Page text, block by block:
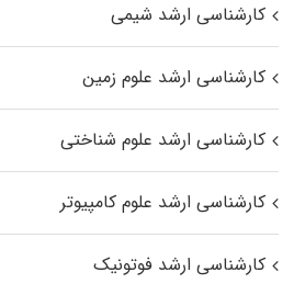
کارشناسی ارشد شیمی
کارشناسی ارشد علوم زمین
کارشناسی ارشد علوم شناختی
کارشناسی ارشد علوم کامپیوتر
کارشناسی ارشد فوتونیک